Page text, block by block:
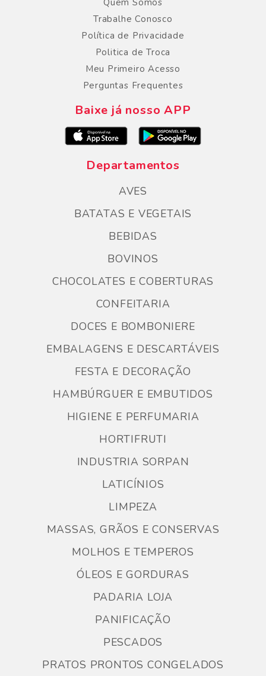
Trabalhe Conosco
Política de Privacidade
Politica de Troca
Meu Primeiro Acesso
Perguntas Frequentes
Baixe já nosso APP
Departamentos
AVES
BATATAS E VEGETAIS
BEBIDAS
BOVINOS
CHOCOLATES E COBERTURAS
CONFEITARIA
DOCES E BOMBONIERE
EMBALAGENS E DESCARTÁVEIS
FESTA E DECORAÇÃO
HAMBÚRGUER E EMBUTIDOS
HIGIENE E PERFUMARIA
HORTIFRUTI
INDUSTRIA SORPAN
LATICÍNIOS
LIMPEZA
MASSAS, GRÃOS E CONSERVAS
MOLHOS E TEMPEROS
ÓLEOS E GORDURAS
PADARIA LOJA
PANIFICAÇÃO
PESCADOS
PRATOS PRONTOS CONGELADOS